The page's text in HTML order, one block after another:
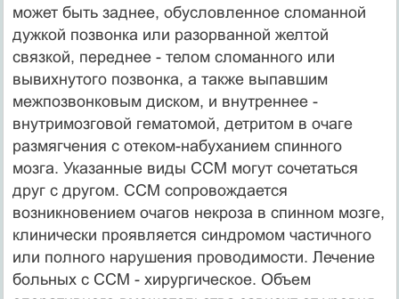
может быть заднее, обусловленное сломанной
дужкой позвонка или разорванной желтой
связкой, переднее - телом сломанного или
вывихнутого позвонка, а также выпавшим
межпозвонковым диском, и внутреннее -
внутримозговой гематомой, детритом в очаге
размягчения с отеком-набуханием спинного
мозга. Указанные виды ССМ могут сочетаться
друг с другом. ССМ сопровождается
возникновением очагов некроза в спинном мозге,
клинически проявляется синдромом частичного
или полного нарушения проводимости. Лечение
больных с ССМ - хирургическое. Объем